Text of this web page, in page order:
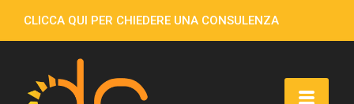
CLICCA QUI PER CHIEDERE UNA CONSULENZA